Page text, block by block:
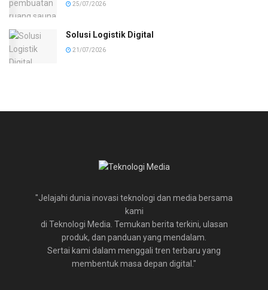
25/07/2026
Solusi Logistik Digital
21/07/2026
"Jelajahi dunia inovasi teknologi dan media bersama
kami
di Teknologi Media. Temukan berita terkini, ulasan
produk, dan panduan yang mendalam.
Sertai kami dalam menggali tren terbaru yang
membentuk masa depan digital."